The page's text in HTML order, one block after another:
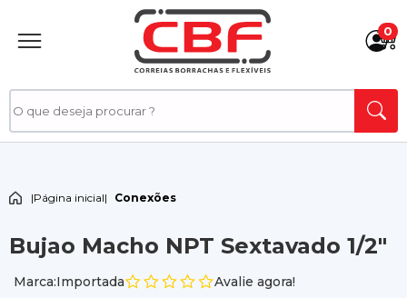
0
|Página inicial| Conexões
Bujao Macho NPT Sextavado 1/2"
Marca:Importada Avalie agora!